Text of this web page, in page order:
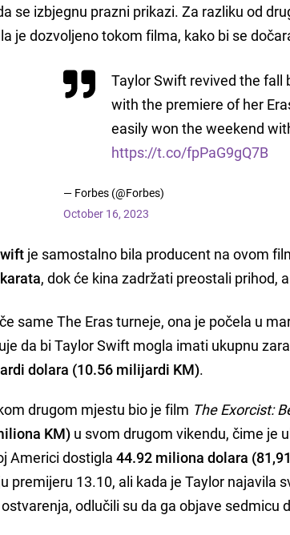
se izbjegnu prazni prikazi. Za razliku od
je dozvoljeno tokom filma, kako bi se
Taylor Swift revived the fall
with the premiere of her
easily won the weekend
https://t.co/fpPaG9gQ7B
— Forbes (@Forbes)
October 16, 2023
je samostalno bila producent na ovom
, dok će kina zadržati preostali prihod,
same The Eras turneje, ona je počela u
da bi Taylor Swift mogla imati ukupnu
dolara (10.56 milijardi KM).
drugom mjestu bio je film The Exorcist:
KM) u svom drugom vikendu, čime je
Americi dostigla44.92 miliona dolara
premijeru 13.10, ali kada je Taylor najavila
odlučili su da ga objave sedmicu